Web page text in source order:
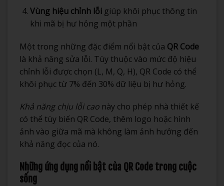
Vùng hiệu chỉnh lỗigiúp khôi phục thông tin
khi mã bị hư hỏng một phần
Một trong những đặc điểm nổi bật của QR Code
là khả năng sửa lỗi. Tùy thuộc vào mức độ hiệu
chỉnh lỗi được chọn (L, M, Q, H), QR Code có thể
khôi phục từ 7% đến 30% dữ liệu bị hư hỏng.
Khả năng chịu lỗi cao này cho phép nhà thiết kế
có thể tùy biến QR Code, thêm logo hoặc hình
ảnh vào giữa mã mà không làm ảnh hưởng đến
khả năng đọc của nó.
Những ứng dụng nổi bật của QR Code trong cuộc
sống